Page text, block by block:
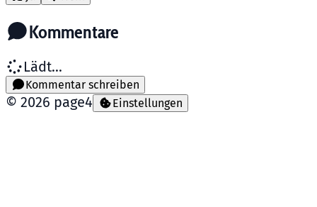
Kommentare
Lädt...
Kommentar schreiben
© 2026 page4 Einstellungen